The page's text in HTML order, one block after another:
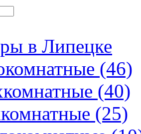
в Липецке
(46)
(40)
(25)